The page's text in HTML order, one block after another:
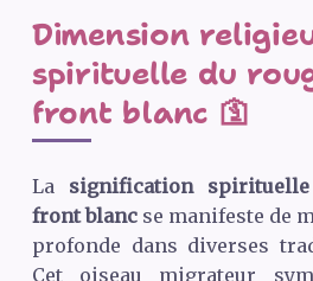
Dimension
spirituelle du
front blanc 🛐
La signification
front blancse manifeste de
profonde dans diverses
Cet oiseau migrateur